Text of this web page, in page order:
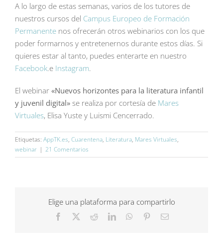
A lo largo de estas semanas, varios de los tutores de
nuestros cursos del Campus Europeo de Formación
Permanente nos ofrecerán otros webinarios con los que
poder formarnos y entretenernos durante estos días. Si
quieres estar al tanto, puedes enterarte en nuestro
Facebook.e Instagram.
El webinar «Nuevos horizontes para la literatura infantil
y juvenil digital» se realiza por cortesía de Mares
Virtuales, Elisa Yuste y Luismi Cencerrado.
Etiquetas: AppTK.es, Cuarentena, Literatura, Mares Virtuales,
webinar | 21 Comentarios
Elige una plataforma para compartirlo
Facebook RedditLinkedInWhatsApp
PinterestCorreo